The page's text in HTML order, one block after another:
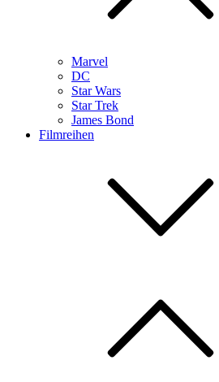
Marvel
DC
Star Wars
Star Trek
James Bond
Filmreihen